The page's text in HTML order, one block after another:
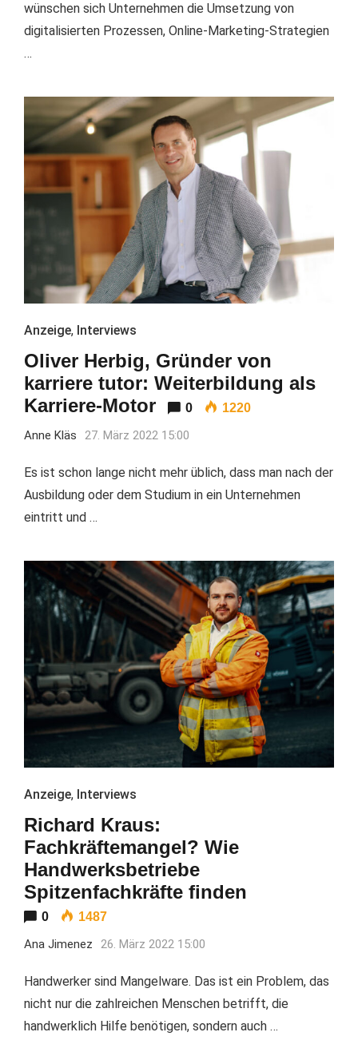
wünschen sich Unternehmen die Umsetzung von
digitalisierten Prozessen, Online-Marketing-Strategien
…
Anzeige, Interviews
Oliver Herbig, Gründer von
karriere tutor: Weiterbildung als
Karriere-Motor
0 1220
Anne Kläs 27. März 2022 15:00
Es ist schon lange nicht mehr üblich, dass man nach der
Ausbildung oder dem Studium in ein Unternehmen
eintritt und …
Anzeige, Interviews
Richard Kraus:
Fachkräftemangel? Wie
Handwerksbetriebe
Spitzenfachkräfte finden
0 1487
Ana Jimenez 26. März 2022 15:00
Handwerker sind Mangelware. Das ist ein Problem, das
nicht nur die zahlreichen Menschen betrifft, die
handwerklich Hilfe benötigen, sondern auch …